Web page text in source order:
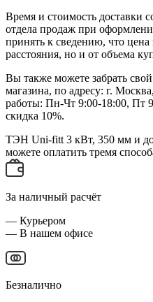
Время и стоимость доставки
отдела продаж при
принять к сведению, что цена
расстояния, но и от объема
Вы также можете забрать
магазина, по адресу: г.
работы: Пн-Чт 9:00-18:00, Пт
скидка 10%.
ТЭН Uni-fitt 3 кВт, 350 мм и
можете оплатить тремя
За наличный расчёт
— Курьером
— В нашем офисе
Безналично